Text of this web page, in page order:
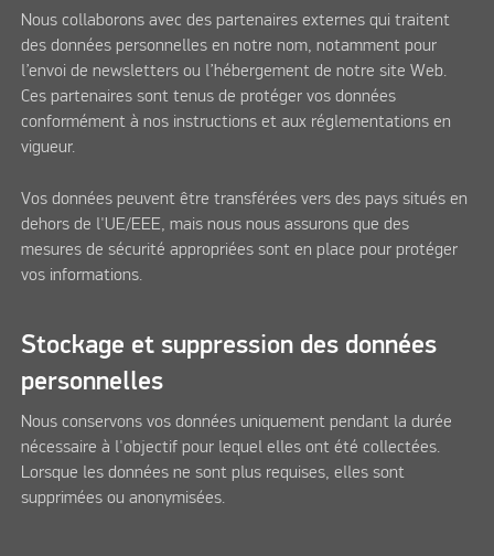
Nous collaborons avec des partenaires externes qui traitent
des données personnelles en notre nom, notamment pour
l’envoi de newsletters ou l’hébergement de notre site Web.
Ces partenaires sont tenus de protéger vos données
conformément à nos instructions et aux réglementations en
vigueur.
Vos données peuvent être transférées vers des pays situés en
dehors de l'UE/EEE, mais nous nous assurons que des
mesures de sécurité appropriées sont en place pour protéger
vos informations.
Stockage et suppression des données
personnelles
Nous conservons vos données uniquement pendant la durée
nécessaire à l'objectif pour lequel elles ont été collectées.
Lorsque les données ne sont plus requises, elles sont
supprimées ou anonymisées.